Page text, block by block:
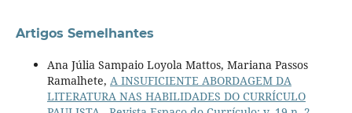
Artigos Semelhantes
Ana Júlia Sampaio Loyola Mattos, Mariana Passos
Ramalhete, A INSUFICIENTE ABORDAGEM DA
LITERATURA NAS HABILIDADES DO CURRÍCULO